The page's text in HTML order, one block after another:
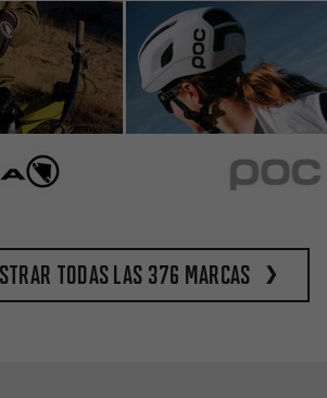
todas las 376 marcas